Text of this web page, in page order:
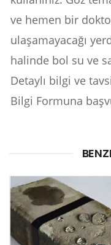
ve hemen bir
ulaşamayacağı
halinde bol su ve
Detaylı bilgi ve
Bilgi Formuna